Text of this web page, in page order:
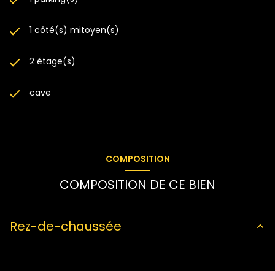
1 côté(s) mitoyen(s)
2 étage(s)
cave
COMPOSITION
COMPOSITION DE CE BIEN
Rez-de-chaussée